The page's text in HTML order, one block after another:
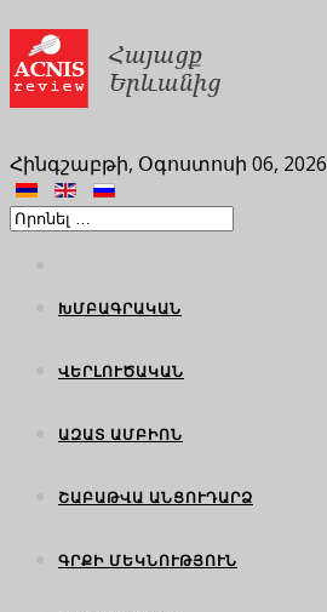
Հինգշաբթի, Օգոստոսի 06, 2026
ԽՄԲԱԳՐԱԿԱՆ
ՎԵՐԼՈՒԾԱԿԱՆ
ԱԶԱՏ ԱՄԲԻՈՆ
ՇԱԲԱԹՎԱ ԱՆՑՈՒԴԱՐՁ
ԳՐՔԻ ՄԵԿՆՈՒԹՅՈՒՆ